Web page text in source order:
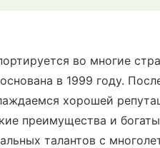
во многие
в 1999 году.
хорошей
преимущества и
талантов с